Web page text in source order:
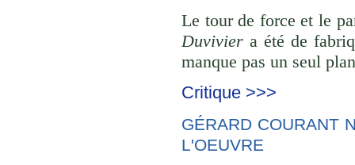
Le tour de force et le
Duvivier a été de
manque pas un seul
Critique >>>
GÉRARD COURANT
L'OEUVRE